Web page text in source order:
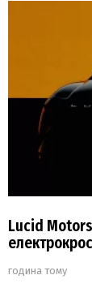
Lucid
година тому